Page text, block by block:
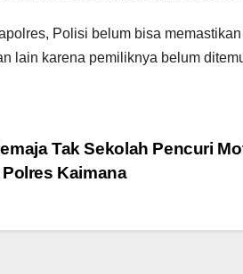
Polisi belum bisa
lain karena pemiliknya belum
Tak Sekolah Pencuri
Kaimana